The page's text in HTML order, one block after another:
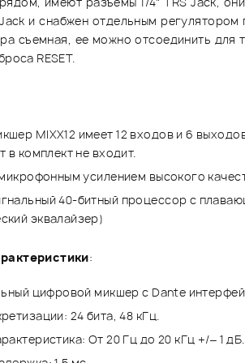
и снабжен отдельным
съемная, ее можно отсоединить для
RESET.
MIXX12 имеет 12 входов и 6
в комплект не входит.
усилением высокого
40-битный процессор с
эквалайзер)
:
цифровой микшер с Dante
24 бита, 48 кГц.
От 20 Гц до 20 кГц +/– 1 дБ.